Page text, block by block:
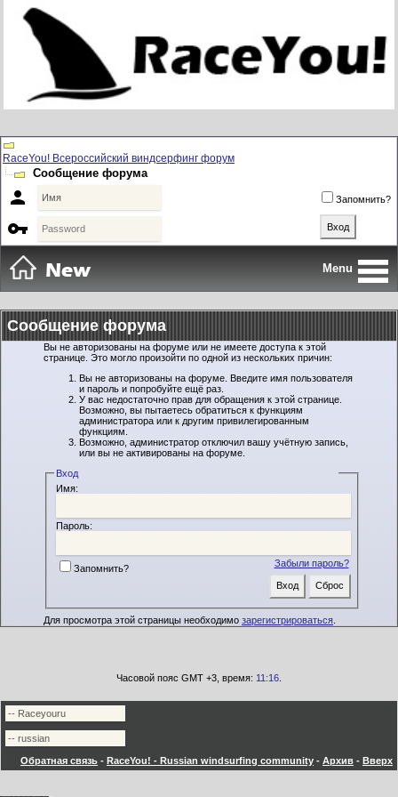
RaceYou! Всероссийский виндсерфинг форум
Сообщение форума
 Запомнить?

Menu
Сообщение форума
Вы не авторизованы на форуме или не имеете доступа к этой
странице. Это могло произойти по одной из нескольких причин:
Вы не авторизованы на форуме. Введите имя пользователя
и пароль и попробуйте ещё раз.
У вас недостаточно прав для обращения к этой странице.
Возможно, вы пытаетесь обратиться к функциям
администратора или к другим привилегированным
функциям.
Возможно, администратор отключил вашу учётную запись,
или вы не активированы на форуме.
Вход
Имя:
Пароль:
Забыли пароль?
Запомнить?
Для просмотра этой страницы необходимо зарегистрироваться
Часовой пояс GMT +3, время: 11:16
Обратная связь - RaceYou! - Russian windsurfing community - Архив - Вверх